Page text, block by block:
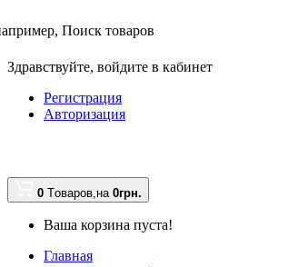
Поиск товаров
Здравствуйте, войдите в кабинет
Регистрация
Авторизация
0 Tоваров,на 0грн.
Ваша корзина пуста!
Главная